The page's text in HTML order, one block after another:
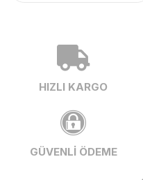
HIZLI KARGO
GÜVENLİ ÖDEME